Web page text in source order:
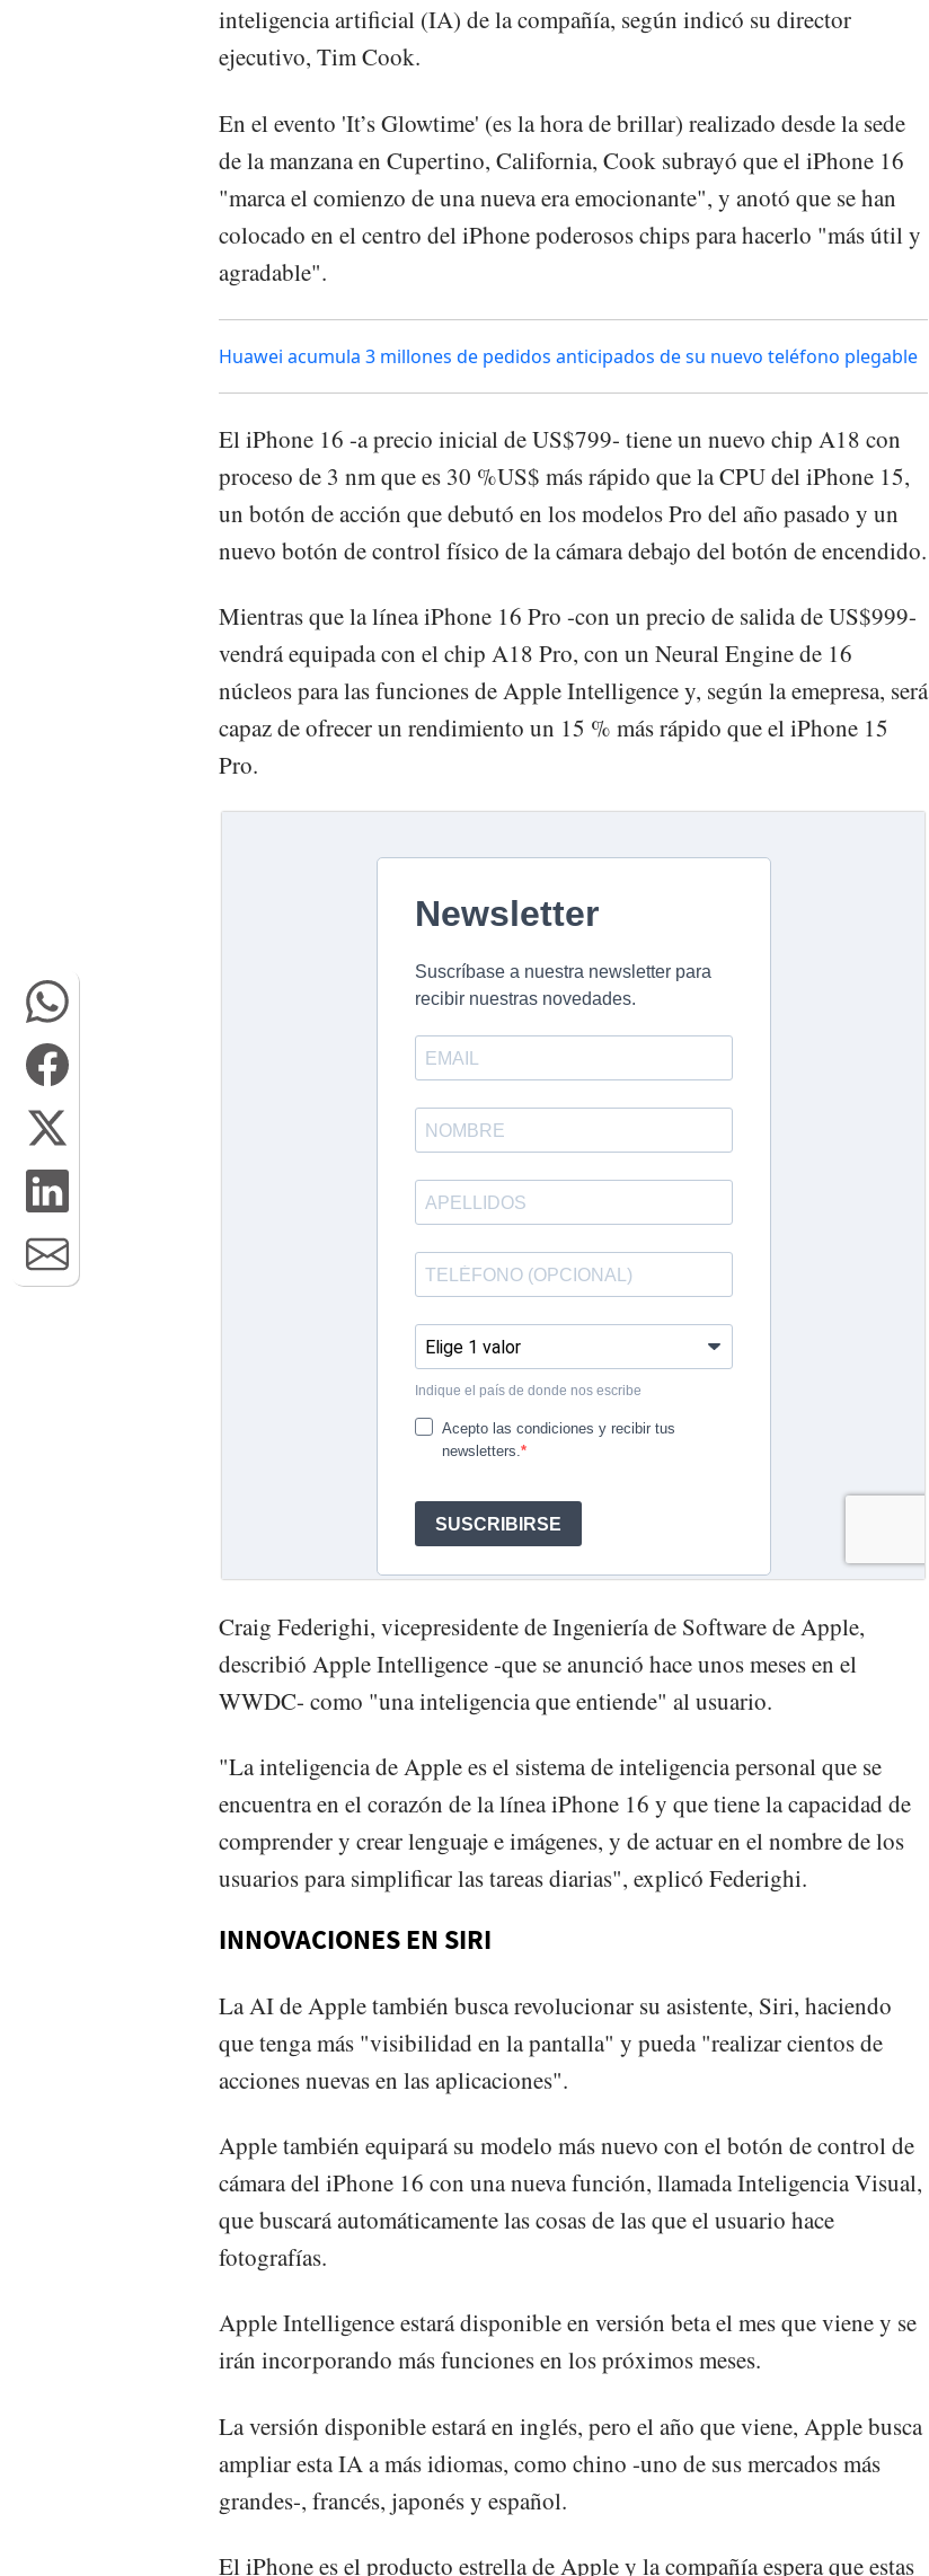
inteligencia artificial (IA) de la compañía, según indicó su director
ejecutivo, Tim Cook.
En el evento 'It’s Glowtime' (es la hora de brillar) realizado desde la sede
de la manzana en Cupertino, California, Cook subrayó que el iPhone 16
"marca el comienzo de una nueva era emocionante", y anotó que se han
colocado en el centro del iPhone poderosos chips para hacerlo "más útil y
agradable".
Huawei acumula 3 millones de pedidos anticipados de su nuevo teléfono plegable
El iPhone 16 -a precio inicial de US$799- tiene un nuevo chip A18 con
proceso de 3 nm que es 30 %US$ más rápido que la CPU del iPhone 15,
un botón de acción que debutó en los modelos Pro del año pasado y un
nuevo botón de control físico de la cámara debajo del botón de encendido.
Mientras que la línea iPhone 16 Pro -con un precio de salida de US$999-
vendrá equipada con el chip A18 Pro, con un Neural Engine de 16
núcleos para las funciones de Apple Intelligence y, según la emepresa, será
capaz de ofrecer un rendimiento un 15 % más rápido que el iPhone 15
Pro.
Craig Federighi, vicepresidente de Ingeniería de Software de Apple,
describió Apple Intelligence -que se anunció hace unos meses en el
WWDC- como "una inteligencia que entiende" al usuario.
"La inteligencia de Apple es el sistema de inteligencia personal que se
encuentra en el corazón de la línea iPhone 16 y que tiene la capacidad de
comprender y crear lenguaje e imágenes, y de actuar en el nombre de los
usuarios para simplificar las tareas diarias", explicó Federighi.
INNOVACIONES EN SIRI
La AI de Apple también busca revolucionar su asistente, Siri, haciendo
que tenga más "visibilidad en la pantalla" y pueda "realizar cientos de
acciones nuevas en las aplicaciones".
Apple también equipará su modelo más nuevo con el botón de control de
cámara del iPhone 16 con una nueva función, llamada Inteligencia Visual,
que buscará automáticamente las cosas de las que el usuario hace
fotografías.
Apple Intelligence estará disponible en versión beta el mes que viene y se
irán incorporando más funciones en los próximos meses.
La versión disponible estará en inglés, pero el año que viene, Apple busca
ampliar esta IA a más idiomas, como chino -uno de sus mercados más
grandes-, francés, japonés y español.
El iPhone es el producto estrella de Apple y la compañía espera que estas